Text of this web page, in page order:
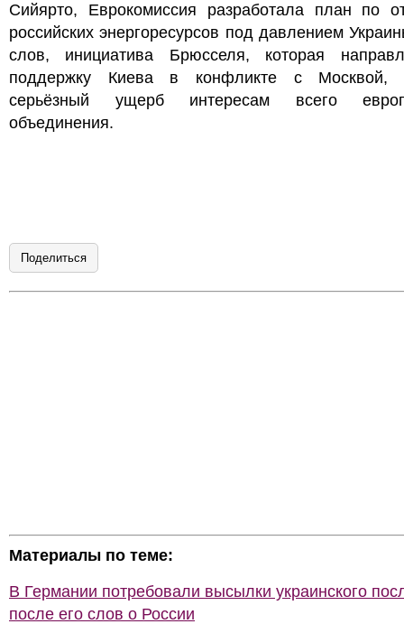
Сийярто, Еврокомиссия разработала план по
российских энергоресурсов под давлением
слов, инициатива Брюсселя, которая
поддержку Киева в конфликте с Москвой,
серьёзный ущерб интересам всего
объединения.
Поделиться
Материалы по теме:
В Германии потребовали высылки украинского
после его слов о России